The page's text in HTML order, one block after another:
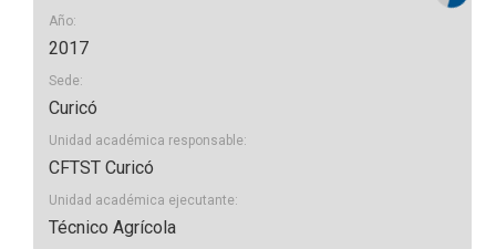
Año:
2017
Sede:
Curicó
Unidad académica responsable:
CFTST Curicó
Unidad académica ejecutante:
Técnico Agrícola